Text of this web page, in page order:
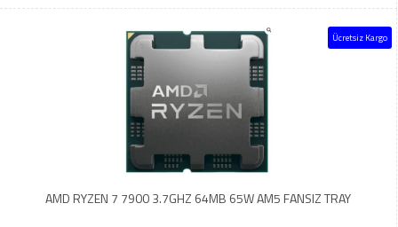
Ücretsiz Kargo
AMD RYZEN 7 7900 3.7GHZ 64MB 65W AM5 FANSIZ TRAY